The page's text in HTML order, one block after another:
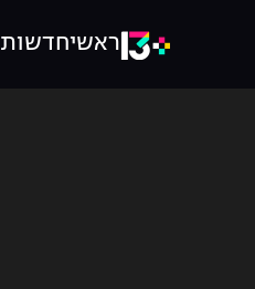
ראשיחדשות 13